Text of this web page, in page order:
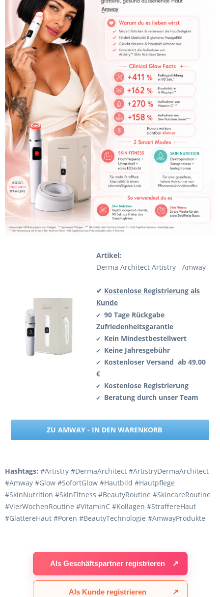
Artikel:
Derma Architect Artistry - Amway
✔ Kostenlose Registrierung als
Kunde
✔ 90 Tage Rückgabe
Zufriedenheitsgarantie
✔ Kein Mindestbestellwert
✔ Keine Jahresgebühr
✔ Kostenloser Versand ab 49,00
€
✔ Kostenlose Registrierung
✔ Beratung durch unser Team
ZU AMWAY - IN DEN WARENKORB
Hashtags: #Artistry #DermaArchitect #ArtistryDermaArchitect
#Amway #Glow #SofortGlow #Hautbild #Hautpflege
#SkinNutrition #SkinFitness #BeautyRoutine #SkincareRoutine
#VierWochenRoutine #VitaminC #Kollagen #StraffereHaut
#GlattereHaut #Poren #BeautyTechnologie #AmwayProdukte
Als Geschäftspartner registrieren ↗
Als Kunde registrieren ↗